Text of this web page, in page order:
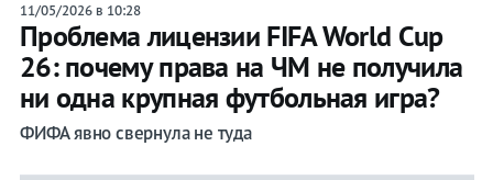
11/05/2026 в 10:28
Проблема лицензии FIFA World Cup
26: почему права на ЧМ не получила
ни одна крупная футбольная игра?
ФИФА явно свернула не туда